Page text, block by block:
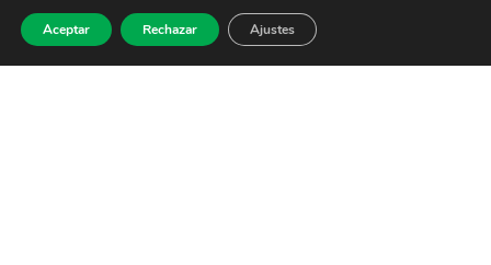
Aceptar Rechazar Ajustes